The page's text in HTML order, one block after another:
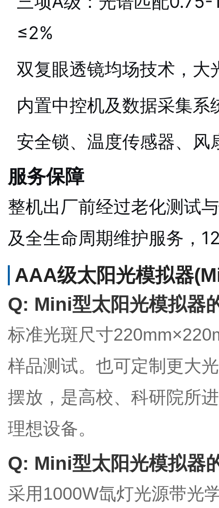
≤2%
双复眼透镜均场技术，大
内置中控机及数据采集
安全锁、温度传感器、风
服务保障
整机出厂前经过老化测试
及全生命周期维护服务，
AAA级太阳光模拟器
Q: Mini型太阳光模拟器
标准光斑尺寸
样品测试。也可定制更大
摆放，是高校、科研院所
理想设备。
Q: Mini型太阳光模拟器
采用1000W氙灯光源带光